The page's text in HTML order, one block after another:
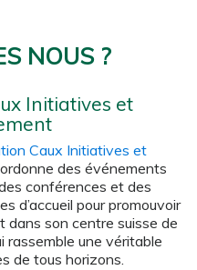
NOUS ?
Initiatives et
Caux Initiatives et
des événements
conférences et des
d’accueil pour promouvoir
dans son centre suisse de
rassemble une véritable
de tous horizons.